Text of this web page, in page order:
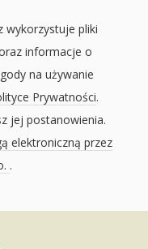
wykorzystuje pliki
informacje o
na używanie
Prywatności.
jej postanowienia.
elektroniczną przez
.